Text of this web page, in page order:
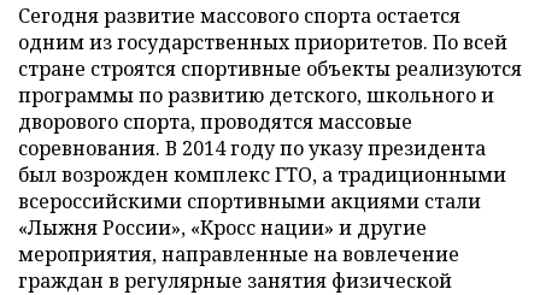
Сегодня развитие массового спорта остается
одним из государственных приоритетов. По всей
стране строятся спортивные объекты реализуются
программы по развитию детского, школьного и
дворового спорта, проводятся массовые
соревнования. В 2014 году по указу президента
был возрожден комплекс ГТО, а традиционными
всероссийскими спортивными акциями стали
«Лыжня России», «Кросс нации» и другие
мероприятия, направленные на вовлечение
граждан в регулярные занятия физической